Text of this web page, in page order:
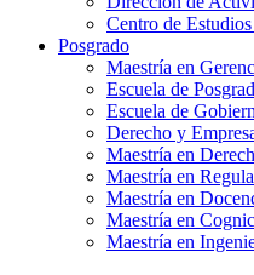
Centro de
Posgrado
Maestría en
Escuela de
Escuela de
Derecho y
Maestría en
Maestría en
Maestría en
Maestría en
Maestría en